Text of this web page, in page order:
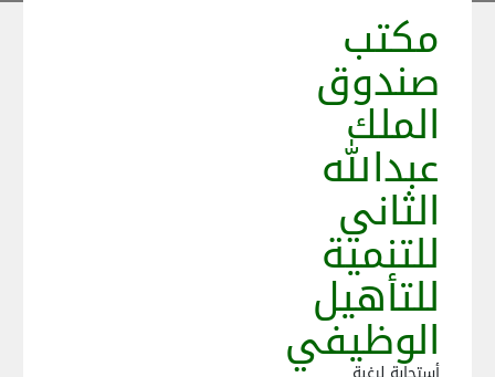
مكتب
صندوق
الملك
عبدالله
الثاني
للتنمية
للتأهيل
الوظيفي